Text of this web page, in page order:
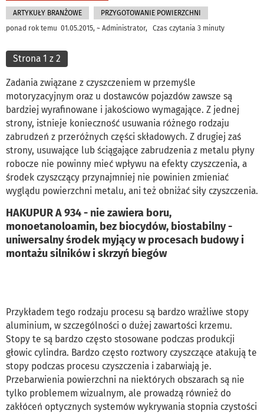
ARTYKUŁY BRANŻOWE
PRZYGOTOWANIE POWIERZCHNI
ponad rok temu 01.05.2015, ~ Administrator, Czas czytania 3 minuty
Strona 1 z 2
Zadania związane z czyszczeniem w przemyśle
motoryzacyjnym oraz u dostawców pojazdów zawsze są
bardziej wyrafinowane i jakościowo wymagające. Z jednej
strony, istnieje konieczność usuwania różnego rodzaju
zabrudzeń z przeróżnych części składowych. Z drugiej zaś
strony, usuwające lub ściągające zabrudzenia z metalu płyny
robocze nie powinny mieć wpływu na efekty czyszczenia, a
środek czyszczący przynajmniej nie powinien zmieniać
wyglądu powierzchni metalu, ani też obniżać siły czyszczenia.
HAKUPUR A 934 - nie zawiera boru,
monoetanoloamin, bez biocydów, biostabilny -
uniwersalny środek myjący w procesach budowy i
montażu silników i skrzyń biegów
Przykładem tego rodzaju procesu są bardzo wrażliwe stopy
aluminium, w szczególności o dużej zawartości krzemu.
Stopy te są bardzo często stosowane podczas produkcji
głowic cylindra. Bardzo często roztwory czyszczące atakują te
stopy podczas procesu czyszczenia i zabarwiają je.
Przebarwienia powierzchni na niektórych obszarach są nie
tylko problemem wizualnym, ale prowadzą również do
zakłóceń optycznych systemów wykrywania stopnia czystości